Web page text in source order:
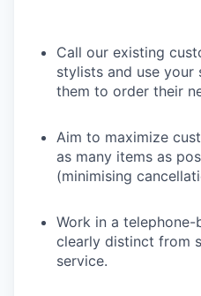
Call our existing
stylists and use your
them to order their
Aim to maximize
as many items as
(minimising
Work in a telephone-
clearly distinct from
service.